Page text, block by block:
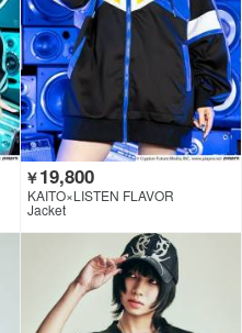
￥19,800
KAITO×LISTEN FLAVOR
Jacket